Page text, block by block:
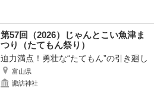
第57回（2026）じゃんとこい魚津ま
つり（たてもん祭り）
迫力満点！勇壮な“たてもん”の引き廻し
富山県
諏訪神社